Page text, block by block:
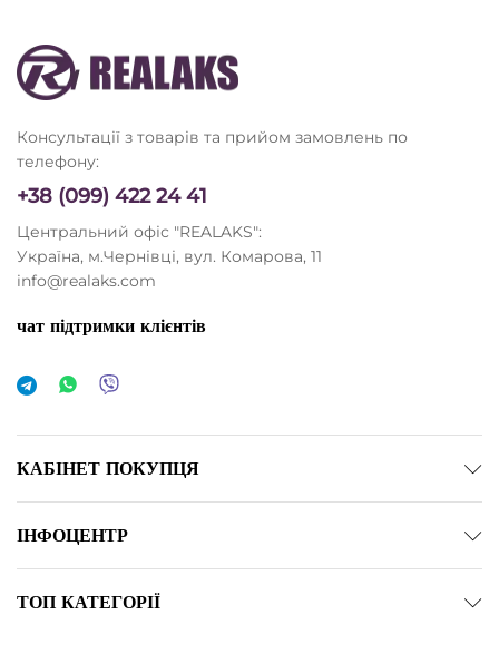
Консультації з товарів та прийом замовлень по
телефону:
+38 (099) 422 24 41
Центральний офіс "REALAKS":
Україна, м.Чернівці, вул. Комарова, 11
info@realaks.com
чат підтримки клієнтів
КАБІНЕТ ПОКУПЦЯ
ІНФОЦЕНТР
ТОП КАТЕГОРІЇ